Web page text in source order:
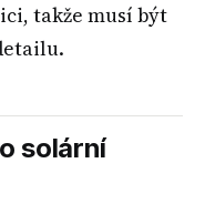
takže musí být
solární